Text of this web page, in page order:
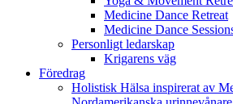
Medicine Dance Retreat
Medicine Dance
Personligt ledarskap
Krigarens väg
Föredrag
Holistisk Hälsa inspirerat av